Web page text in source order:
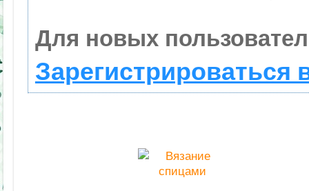
Для новых
Зарегистрироваться